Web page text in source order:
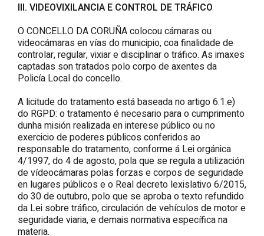
III. VIDEOVIXILANCIA E CONTROL DE TRÁFICO
O CONCELLO DA CORUÑA colocou cámaras ou
videocámaras en vías do municipio, coa finalidade de
controlar, regular, vixiar e disciplinar o tráfico. As imaxes
captadas son tratados polo corpo de axentes da
Policía Local do concello.
A licitude do tratamento está baseada no artigo 6.1.e)
do RGPD: o tratamento é necesario para o cumprimento
dunha misión realizada en interese público ou no
exercicio de poderes públicos conferidos ao
responsable do tratamento, conforme á Lei orgánica
4/1997, do 4 de agosto, pola que se regula a utilización
de vídeocámaras polas forzas e corpos de seguridade
en lugares públicos e o Real decreto lexislativo 6/2015,
do 30 de outubro, polo que se aproba o texto refundido
da Lei sobre tráfico, circulación de vehículos de motor e
seguridade viaria, e demais normativa específica na
materia.